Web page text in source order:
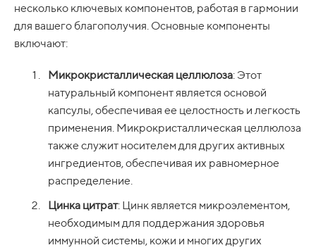
несколько ключевых компонентов, работая в гармонии
для вашего благополучия. Основные компоненты
включают:
Микрокристаллическая целлюлоза: Этот
натуральный компонент является основой
капсулы, обеспечивая ее целостность и легкость
применения. Микрокристаллическая целлюлоза
также служит носителем для других активных
ингредиентов, обеспечивая их равномерное
распределение.
Цинка цитрат: Цинк является микроэлементом,
необходимым для поддержания здоровья
иммунной системы, кожи и многих других